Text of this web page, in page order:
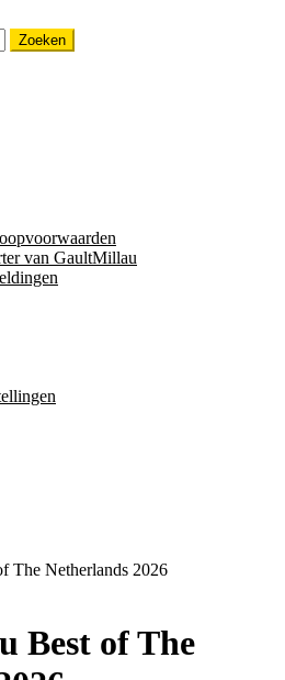
Zoeken
van GaultMillau
The Netherlands 2026
Best of The